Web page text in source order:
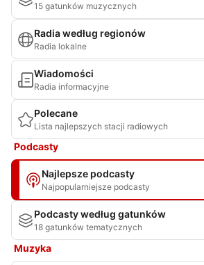
15 gatunków muzycznych
Radia według regionów
Radia lokalne
Wiadomości
Radia informacyjne
Polecane
Lista najlepszych stacji radiowych
Podcasty
Najlepsze podcasty
Najpopularniejsze podcasty
Podcasty według gatunków
18 gatunków tematycznych
Muzyka